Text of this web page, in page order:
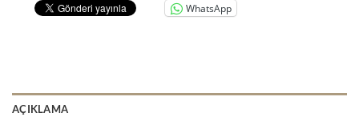
WhatsApp
AÇIKLAMA